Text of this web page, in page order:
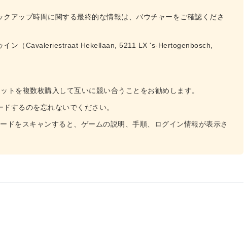
アップ時間に関する最終的な情報は、バウチャーをご確認くださ
イン（Cavaleriestraat Hekellaan, 5211 LX 's-Hertogenbosch,
トを複数枚購入して互いに競い合うことをお勧めします。
するのを忘れないでください。
ドをスキャンすると、ゲームの説明、手順、ログイン情報が表示さ